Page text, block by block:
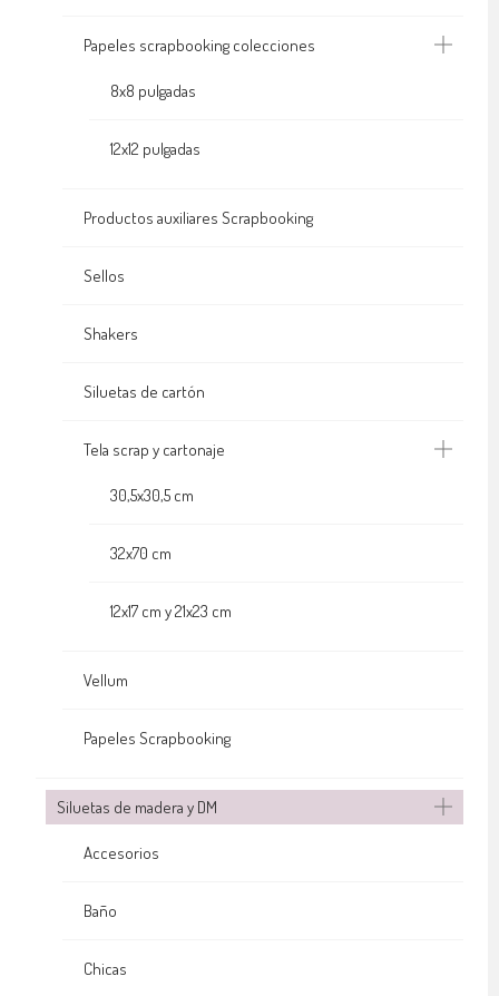
Papeles scrapbooking colecciones
8x8 pulgadas
12x12 pulgadas
Productos auxiliares Scrapbooking
Sellos
Shakers
Siluetas de cartón
Tela scrap y cartonaje
30,5x30,5 cm
32x70 cm
12x17 cm y 21x23 cm
Vellum
Papeles Scrapbooking
Siluetas de madera y DM
Accesorios
Baño
Chicas